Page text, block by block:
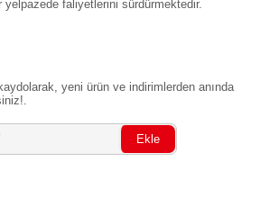
yelpazede faliyetlerini sürdürmektedir.
yeni ürün ve indirimlerden anında
Ekle